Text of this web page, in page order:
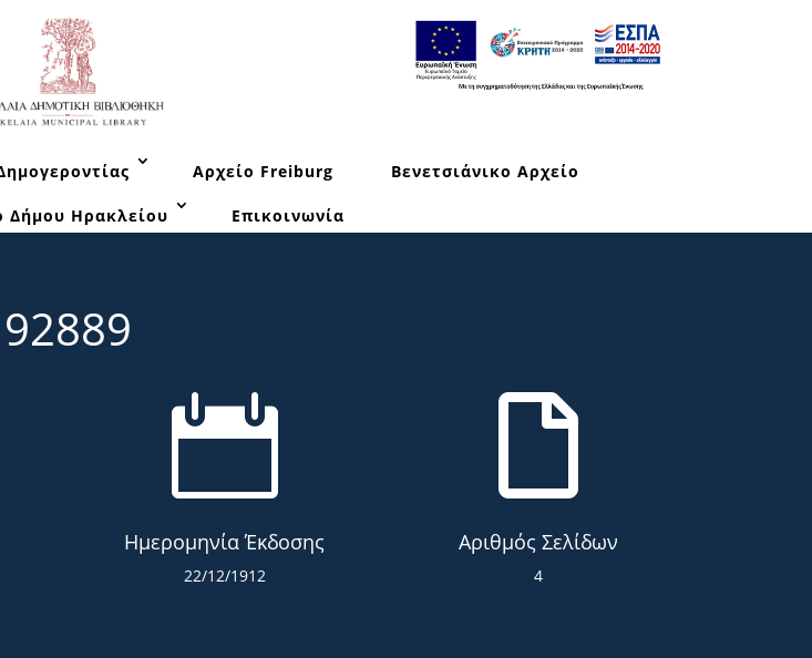
Αρχείο Freiburg Βενετσιάνικο Αρχείο
Δήμου Ηρακλείου Επικοινωνία
92889

Ημερομηνία Έκδοσης
22/12/1912

Αριθμός Σελίδων
4